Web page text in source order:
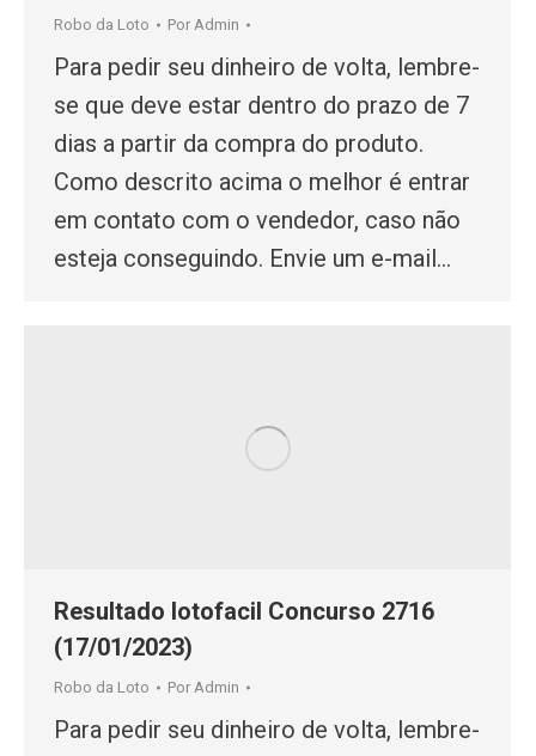
Robo da Loto Por Admin
Para pedir seu dinheiro de volta, lembre-
se que deve estar dentro do prazo de 7
dias a partir da compra do produto.
Como descrito acima o melhor é entrar
em contato com o vendedor, caso não
esteja conseguindo. Envie um e-mail…
Resultado lotofacil Concurso 2716
(17/01/2023)
Robo da Loto Por Admin
Para pedir seu dinheiro de volta, lembre-